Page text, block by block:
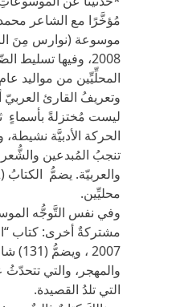
مُؤخَّرًا مع الشاعر
موسوعة (نوارس مِنَ
2008، وفيها
وتعريفُ القارئ العربيّ
ليست مُختزلةً بأسماءٍ
الحركة الأدبيَّة نشيطة،
تنجبُ المُبدعين
محليِّين.
وفي نفس التَّوجُّه
مشتركةٌ أخرى: كتاب
2007
والمهجر، والتي
التي تلدُ القصيدة.